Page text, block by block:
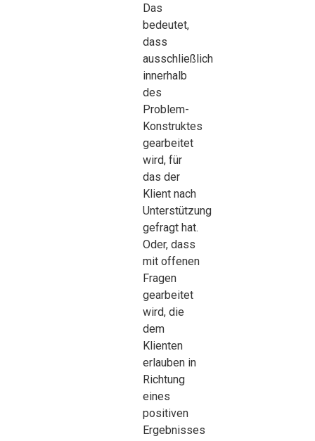
Das
bedeutet,
dass
ausschließlich
innerhalb
des
Problem-
Konstruktes
gearbeitet
wird, für
das der
Klient nach
Unterstützung
gefragt hat.
Oder, dass
mit offenen
Fragen
gearbeitet
wird, die
dem
Klienten
erlauben in
Richtung
eines
positiven
Ergebnisses